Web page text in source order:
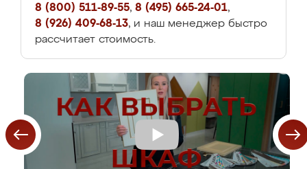
8 (800) 511-89-55, 8 (495) 665-24-01,
8 (926) 409-68-13, и наш менеджер быстро
рассчитает стоимость.